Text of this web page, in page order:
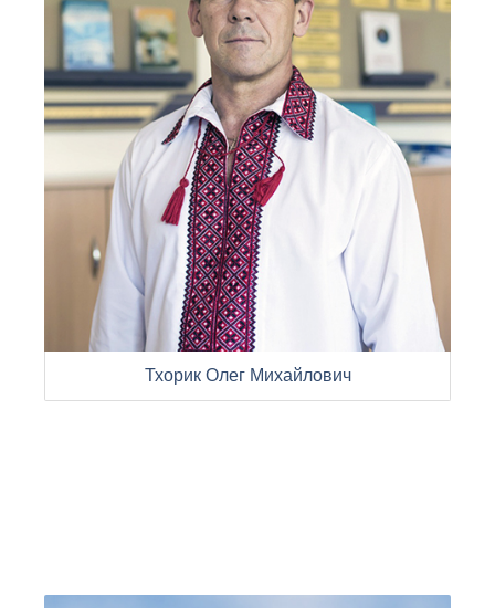
Тхорик Олег Михайлович